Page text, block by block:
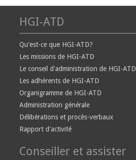
HGI-ATD
Qu'est-ce que HGI-ATD?
Les missions de HGI-ATD
Le conseil d'administration de HGI-ATD
Les adhérents de HGI-ATD
Organigramme de HGI-ATD
Administration générale
Délibérations et procès-verbaux
Rapport d'activité
Conseiller et assister